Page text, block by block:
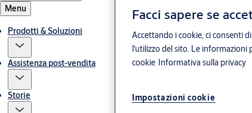
Menu
Prodotti & Soluzioni
Assistenza post-vendita
Storie
Facci sapere se
Accettando i cookie, ci consenti
l'utilizzo del sito. Le informazioni
cookie Informativa sulla privacy
Impostazioni cookie